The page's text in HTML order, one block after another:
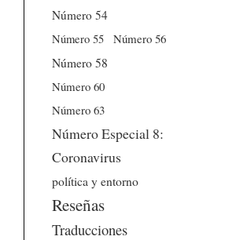
Número 54
Número 55
Número 56
Número 58
Número 60
Número 63
Número Especial 8:
Coronavirus
política y entorno
Reseñas
Traducciones